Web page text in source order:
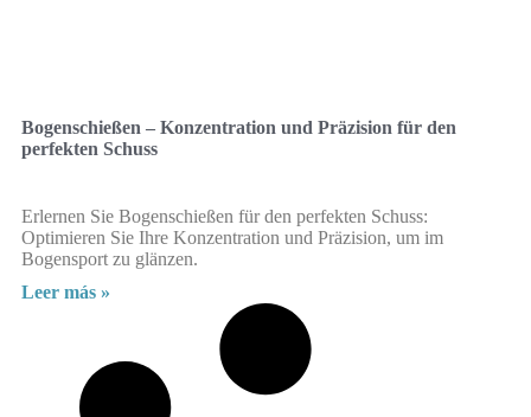
Bogenschießen – Konzentration und Präzision für den
perfekten Schuss
Erlernen Sie Bogenschießen für den perfekten Schuss:
Optimieren Sie Ihre Konzentration und Präzision, um im
Bogensport zu glänzen.
Leer más »